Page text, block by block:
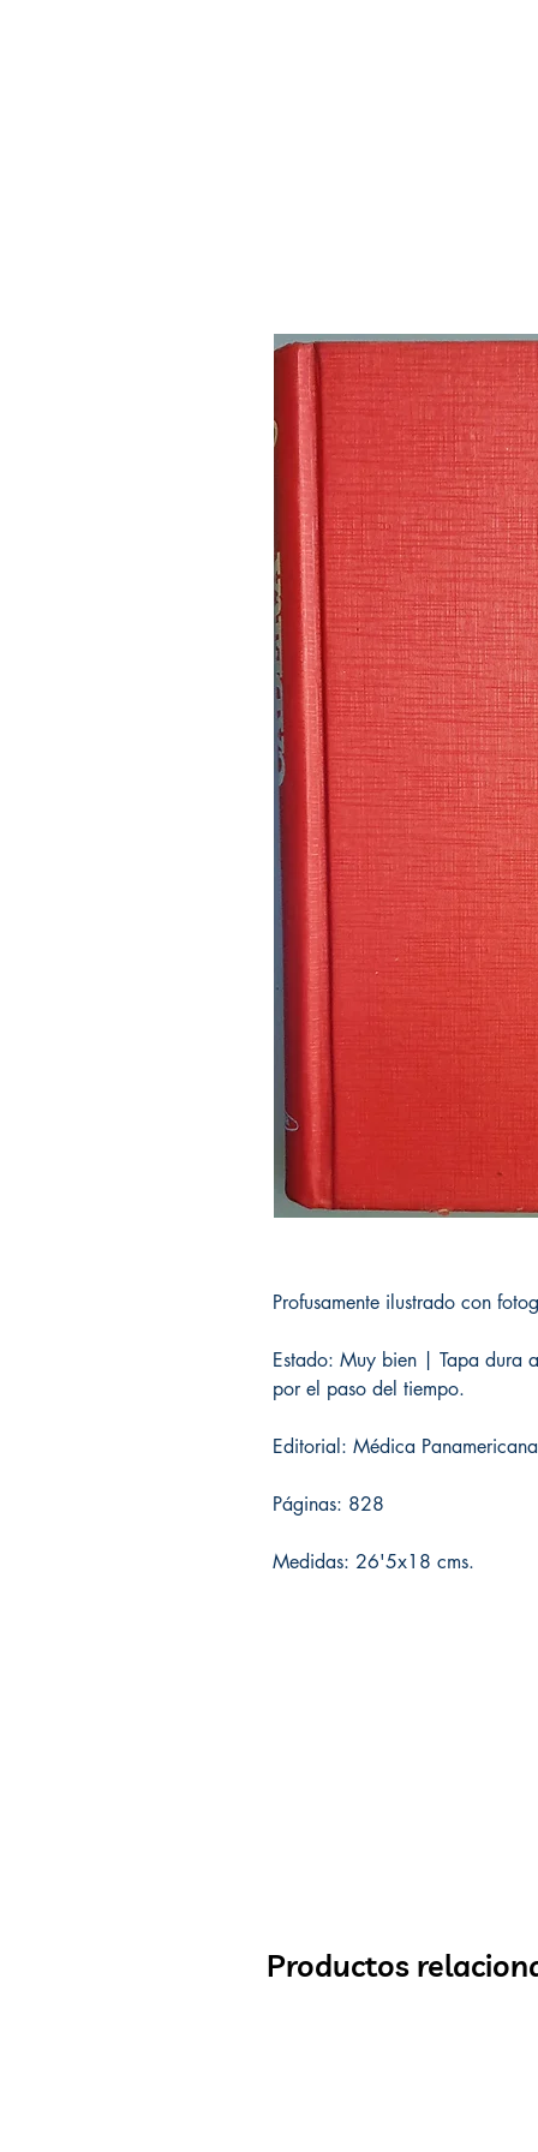
Profusamente ilustrado con
Estado: Muy bien | Tapa dura
por el paso del tiempo.
Editorial: Médica
Páginas: 828
Medidas: 26'5x18 cms.
Productos